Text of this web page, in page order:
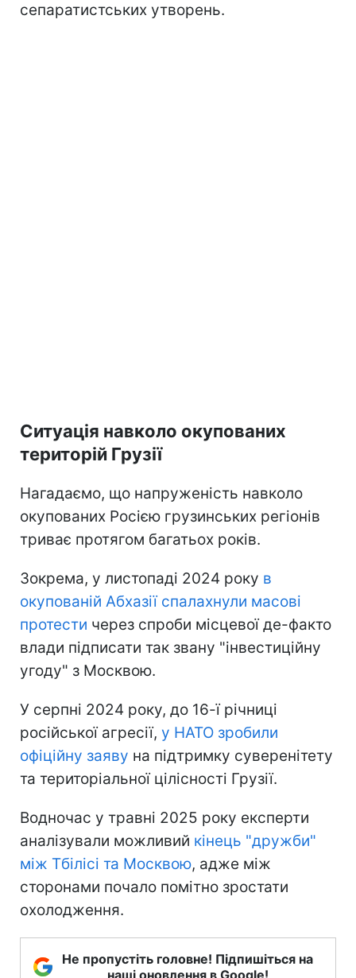
сепаратистських утворень.
Ситуація навколо окупованих
територій Грузії
Нагадаємо, що напруженість навколо
окупованих Росією грузинських регіонів
триває протягом багатьох років.
Зокрема, у листопаді 2024 року в
окупованій Абхазії спалахнули масові
протести через спроби місцевої де-факто
влади підписати так звану "інвестиційну
угоду" з Москвою.
У серпні 2024 року, до 16-ї річниці
російської агресії, у НАТО зробили
офіційну заяву на підтримку суверенітету
та територіальної цілісності Грузії.
Водночас у травні 2025 року експерти
аналізували можливий кінець "дружби"
між Тбілісі та Москвою, адже між
сторонами почало помітно зростати
охолодження.
Не пропустіть головне! Підпишіться на